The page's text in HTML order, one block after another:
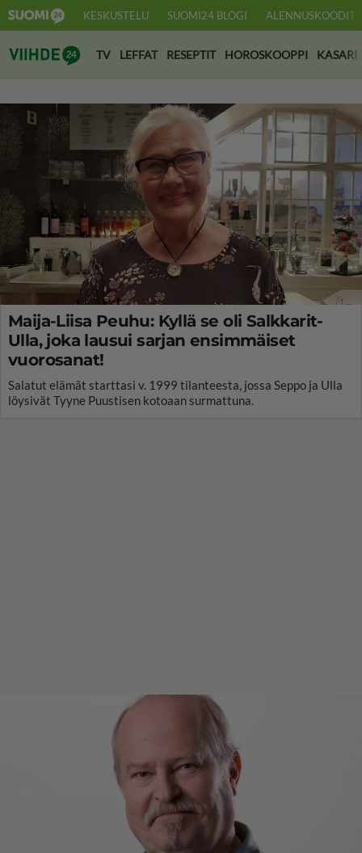
KESKUSTELU SUOMI24 BLOGI ALENNUSKOODIT
Suomi24 Viihde
TV LEFFAT RESEPTIT HOROSKOOPPI KASARI
Maija-Liisa Peuhu: Kyllä se oli Salkkarit-
Ulla, joka lausui sarjan ensimmäiset
vuorosanat!
Salatut elämät starttasi v. 1999 tilanteesta, jossa Seppo ja Ulla
löysivät Tyyne Puustisen kotoaan surmattuna.